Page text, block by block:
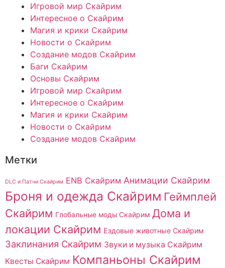
Игровой мир Скайрим
Интересное о Скайрим
Магия и крики Скайрим
Новости о Скайрим
Создание модов Скайрим
Баги Скайрим
Основы Скайрим
Игровой мир Скайрим
Интересное о Скайрим
Магия и крики Скайрим
Новости о Скайрим
Создание модов Скайрим
Метки
DLC и Патчи Скайрим ENB Скайрим Анимации Скайрим
Броня и одежда Скайрим Геймплей
Скайрим Глобальные моды Скайрим Дома и
локации Скайрим Ездовые животные Скайрим
Заклинания Скайрим Звуки и музыка Скайрим
Квесты Скайрим Компаньоны Скайрим